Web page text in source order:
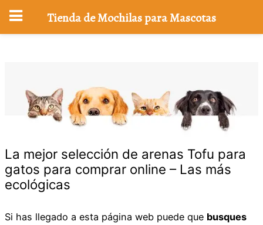
La mejor selección de arenas Tofu para
gatos para comprar online – Las más
ecológicas
Si has llegado a esta página web puede que busques
Tienda de Mochilas para Mascotas